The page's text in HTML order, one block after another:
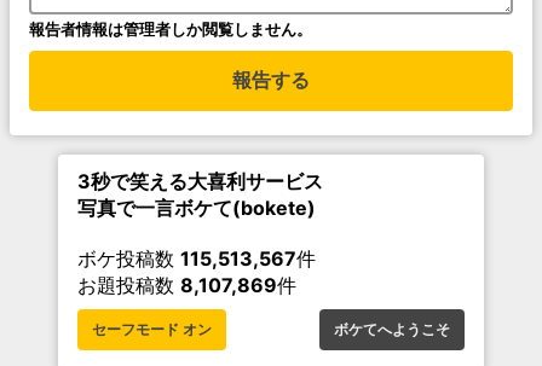
報告者情報は管理者しか閲覧しません。
報告する
3秒で笑える大喜利サービス
写真で一言ボケて(bokete)
ボケ投稿数 115,513,567件
お題投稿数 8,107,869件
セーフモード オン ボケてへようこそ